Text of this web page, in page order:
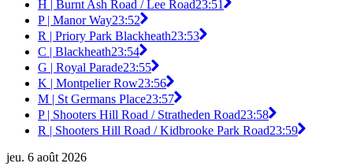
H | Burnt Ash Road / Lee Road23:51
P | Manor Way23:52
R | Priory Park Blackheath23:53
C | Blackheath23:54
G | Royal Parade23:55
K | Montpelier Row23:56
M | St Germans Place23:57
P | Shooters Hill Road / Stratheden Road23:58
R | Shooters Hill Road / Kidbrooke Park Road23:59
jeu. 6 août 2026